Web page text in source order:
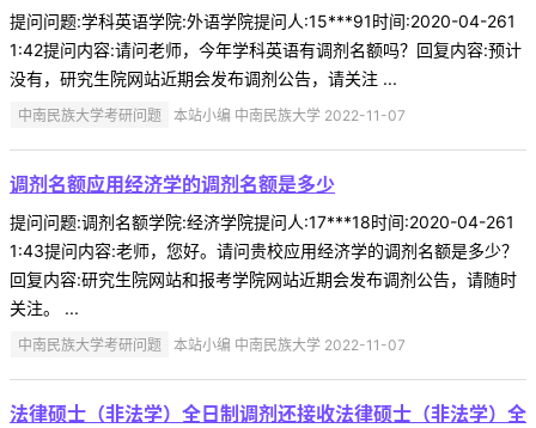
提问问题:学科英语学院:外语学院提问人:15***91时间:2020-04-261
1:42提问内容:请问老师，今年学科英语有调剂名额吗？回复内容:预计
没有，研究生院网站近期会发布调剂公告，请关注 ...
中南民族大学考研问题 本站小编 中南民族大学 2022-11-07
调剂名额应用经济学的调剂名额是多少
提问问题:调剂名额学院:经济学院提问人:17***18时间:2020-04-261
1:43提问内容:老师，您好。请问贵校应用经济学的调剂名额是多少？
回复内容:研究生院网站和报考学院网站近期会发布调剂公告，请随时
关注。 ...
中南民族大学考研问题 本站小编 中南民族大学 2022-11-07
法律硕士（非法学）全日制调剂还接收法律硕士（非法学）全